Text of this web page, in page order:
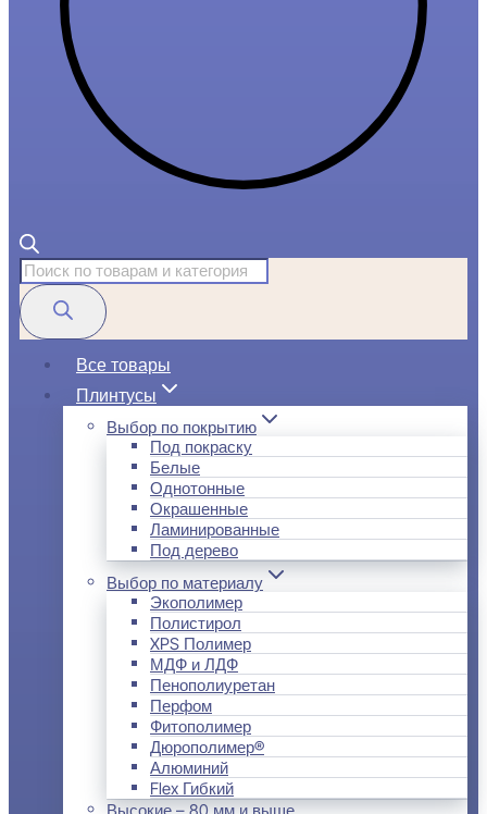
Поиск
товаров
Все товары
Плинтусы
Выбор по покрытию
Под покраску
Белые
Однотонные
Окрашенные
Ламинированные
Под дерево
Выбор по материалу
Экополимер
Полистирол
XPS Полимер
МДФ и ЛДФ
Пенополиуретан
Перфом
Фитополимер
Дюрополимер®
Алюминий
Flex Гибкий
Высокие – 80 мм и выше